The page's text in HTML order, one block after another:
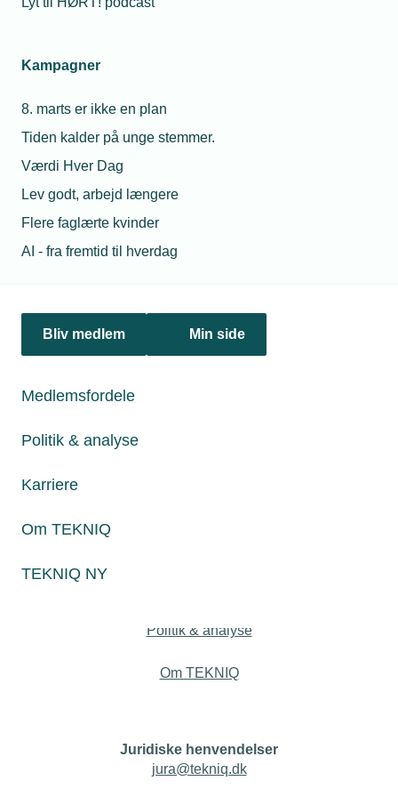
Kampagner
8. marts er ikke en plan
Tiden kalder på unge stemmer.
Værdi Hver Dag
Lev godt, arbejd længere
Flere faglærte kvinder
AI - fra fremtid til hverdag
Bliv medlem Min side
Medlemsfordele
Politik & analyse
Karriere
Om TEKNIQ
TEKNIQ NY
Fra årsskiftet er uddannelsesaftalerne til elektrikere rykket
uddannelsesaftaler.
25. august 2022
Lærlingefest i virksomhederne
1. halvår af 2022. Det er imponerende, da lærlingeniveauet
Politik & analyse
Om TEKNIQ
Juridiske henvendelser
jura@tekniq.dk